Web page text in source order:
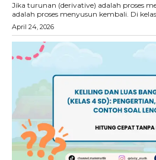
Jika turunan (derivative) adalah proses
adalah proses menyusun kembali. Di
April 24, 2026